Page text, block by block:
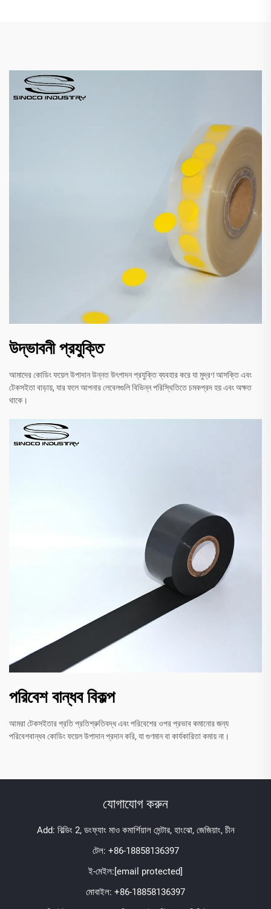
উদ্ভাবনী প্রযুক্তি
আমাদের কোডিং ফয়েল উপাদান উন্নত উৎপাদন প্রযুক্তি ব্যবহার করে যা মুদ্রণ আসক্তি এবং
টেকসইতা বাড়ায়, যার ফলে আপনার লেবেলগুলি বিভিন্ন পরিস্থিতিতে চমকপ্রদ হয় এবং অক্ষত
থাকে।
পরিবেশ বান্ধব বিকল্প
আমরা টেকসইতার প্রতি প্রতিশ্রুতিবদ্ধ এবং পরিবেশের ওপর প্রভাব কমানোর জন্য
পরিবেশবান্ধব কোডিং ফয়েল উপাদান প্রদান করি, যা গুণমান বা কার্যকারিতা কমায় না।
যোগাযোগ করুন
Add: বিল্ডিং 2, ডংফ্যাং মাও কমার্শিয়াল সেন্টার, হাংঝো, জেজিয়াং, চীন
টেল: +86-18858136397
ই-মেইল:[email protected]
মোবাইল: +86-18858136397